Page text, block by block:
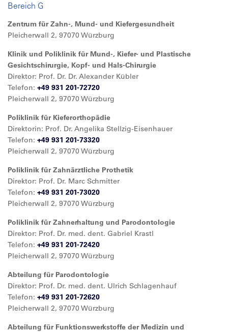
Bereich G
Zentrum für Zahn-, Mund- und Kiefergesundheit
Pleicherwall 2, 97070 Würzburg
Klinik und Poliklinik für Mund-, Kiefer- und Plastische
Gesichtschirurgie, Kopf- und Hals-Chirurgie
Direktor: Prof. Dr. Dr. Alexander Kübler
Telefon: +49 931 201-72720
Pleicherwall 2, 97070 Würzburg
Poliklinik für Kieferorthopädie
Direktorin: Prof. Dr. Angelika Stellzig-Eisenhauer
Telefon: +49 931 201-73320
Pleicherwall 2, 97070 Würzburg
Poliklinik für Zahnärztliche Prothetik
Direktor: Prof. Dr. Marc Schmitter
Telefon: +49 931 201-73020
Pleicherwall 2, 97070 Würzburg
Poliklinik für Zahnerhaltung und Parodontologie
Direktor: Prof. Dr. med. dent. Gabriel Krastl
Telefon: +49 931 201-72420
Pleicherwall 2, 97070 Würzburg
Abteilung für Parodontologie
Direktor: Prof. Dr. med. dent. Ulrich Schlagenhauf
Telefon: +49 931 201-72620
Pleicherwall 2, 97070 Würzburg
Abteilung für Funktionswerkstoffe der Medizin und